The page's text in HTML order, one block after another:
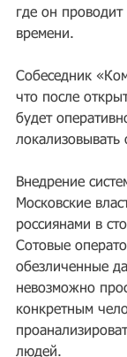
где он
времени.
Собеседник
что после
будет
локализовывать
Внедрение
Московские
россиянами в
Сотовые
обезличенные
невозможно
конкретным
людей.